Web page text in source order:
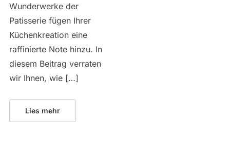
Wunderwerke der
Patisserie fügen Ihrer
Küchenkreation eine
raffinierte Note hinzu. In
diesem Beitrag verraten
wir Ihnen, wie […]
Lies mehr